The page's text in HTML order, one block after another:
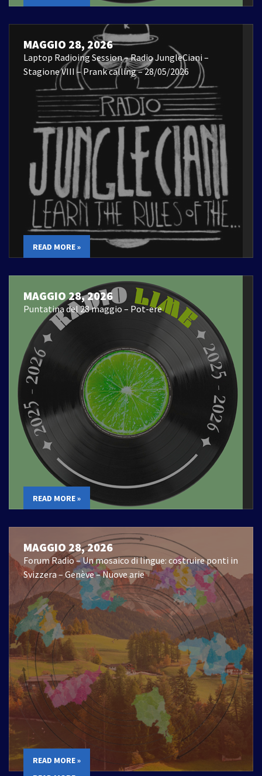
MAGGIO 28, 2026
Laptop Radioing Session – Radio JungleCiani –
Stagione VIII – Prank calling – 28/05/2026
READ MORE »
MAGGIO 28, 2026
Puntatina del 28 maggio – Pot-ere
READ MORE »
MAGGIO 28, 2026
Forum Radio – Un mosaico di lingue: costruire ponti in
Svizzera – Genève – Nuove arie
READ MORE »